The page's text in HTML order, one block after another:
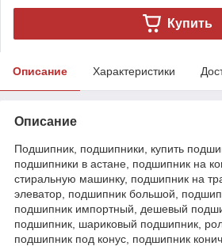
Купить
Описание Характеристики
Описание
Подшипник, подшипники, купить
подшипники в астане, подшипник на
стиральную машинку, подшипник на
элеватор, подшипник большой,
подшипник импортный, дешевый
подшипник, шариковый подшипник,
подшипник под конус, подшипник